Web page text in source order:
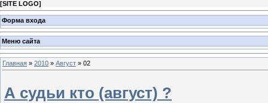
[SITE LOGO]
Форма входа
Меню сайта
Главная » 2010 » Август » 02
А судьи кто (август) ?